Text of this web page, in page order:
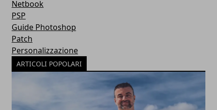
Netbook
PSP
Guide Photoshop
Patch
Personalizzazione
ARTICOLI POPOLARI